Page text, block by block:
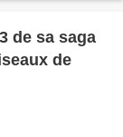
de sa saga
de